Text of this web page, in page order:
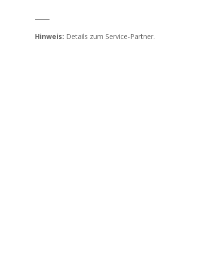
Hinweis: Details zum Service-Partner.